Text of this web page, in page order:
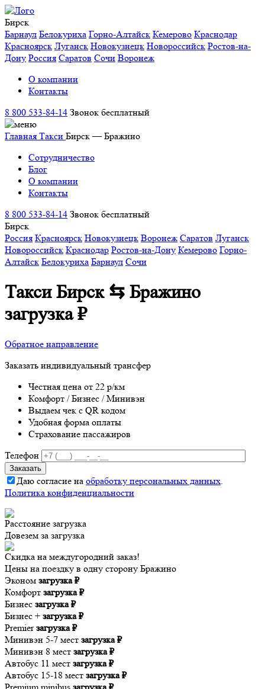
Бирск
Барнаул Белокуриха Горно-Алтайск Кемерово Краснодар
Красноярск Луганск Новокузнецк Новороссийск Ростов-на-
Дону Россия Саратов Сочи Воронеж
О компании
Контакты
8 800 533-84-14 Звонок бесплатный
Главная Такси Бирск — Бражино
Сотрудничество
Блог
О компании
Контакты
8 800 533-84-14 Звонок бесплатный
Бирск
Россия Красноярск Новокузнецк Воронеж Саратов Луганск
Новороссийск Краснодар Ростов-на-Дону Кемерово Горно-
Алтайск Белокуриха Барнаул Сочи
Такси Бирск ⇆ Бражино
загрузка₽
Обратное направление
Заказать индивидуальный трансфер
Честная цена от 22 р/км
Комфорт / Бизнес / Минивэн
Выдаем чек с QR кодом
Удобная форма оплаты
Страхование пассажиров
Телефон
Даю согласие на обработку персональных данных.
Политика конфиденциальности
Расстояние загрузка
Довезем за загрузка
Скидка на междугородний заказ!
Цены на поездку в одну сторону Бражино
Эконом загрузка ₽
Комфорт загрузка ₽
Бизнес загрузка ₽
Бизнес + загрузка ₽
Premier загрузка ₽
Минивэн 5-7 мест загрузка ₽
Минивэн 8 мест загрузка ₽
Автобус 11 мест загрузка ₽
Автобус 15-18 мест загрузка ₽